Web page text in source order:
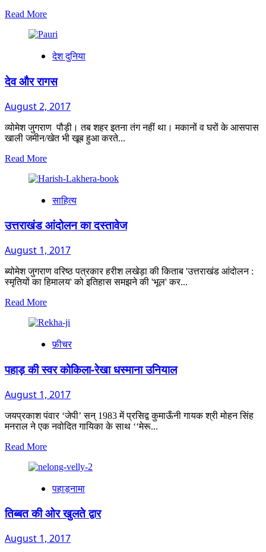
Read MoreRead
about
तीर्थ
रुद्रप्रयाग
देश दुनिया
देव और रागस
August 2, 2017
व्योमेश जुगराण पौड़ी। तब शहर इतना तंग नहीं था। मकानों व घरों के आसपास
खाली जमीन/खेत भी खूब हुआ करते...
Read MoreRead
about
और
साहित्य
उत्तराखंड आंदोलन का दस्तावेज
August 1, 2017
ब्योमेश जुगराण वरिष्ठ पत्रकार हरीश लखेड़ा की किताब 'उत्तराखंड आंदोलन :
स्मृतियों का हिमालय' को इतिहास समझने की 'भूल' कर...
Read MoreRead
about
आंदोलन
दस्तावेज
फ़ीचर
पहाड़ की स्वर कोकिला-रेखा धस्माना उनियाल
August 1, 2017
जयप्रकाश पंवार ‘जेपी’ सन् 1983 में प्रसिद्व कुमाऊँनी गायक श्री मोहन सिंह
मनराल ने एक नवोदित गायिका के साथ ‘‘मेरू...
Read MoreRead
about
की
कोकिला-
रेखा
उनियाल
पहाड़नामा
तिब्बत की ओर खुलते द्वार
August 1, 2017